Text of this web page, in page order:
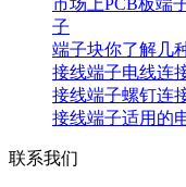
市场上PCB板端
子
端子块你了解几
接线端子电线连
接线端子螺钉连
接线端子适用的
联系我们